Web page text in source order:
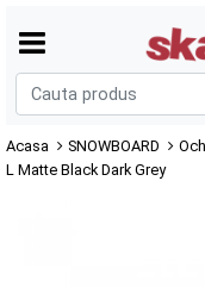
Acasa SNOWBOARD
L Matte Black Dark Grey